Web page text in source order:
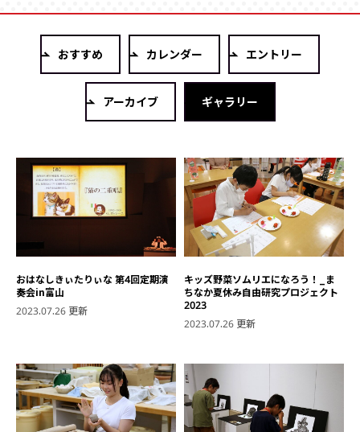
おすすめ カレンダー エントリー
アーカイブ ギャラリー
おはなしきぃたりぃな 第4回定期演
奏会in富山
2023.07.26 更新
キッズ野菜ソムリエになろう！_ま
ちなか夏休み自由研究プロジェクト
2023
2023.07.26 更新